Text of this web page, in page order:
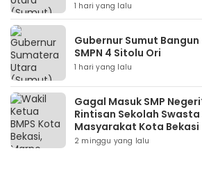
1 hari yang lalu
Gubernur Sumut
SMPN 4 Sitolu Ori
1 hari yang lalu
Gagal Masuk SMP
Rintisan Sekolah
Masyarakat Kota Bekasi
2 minggu yang lalu